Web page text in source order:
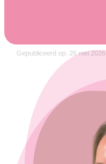
Gepubliceerd op: 26 mei 2026